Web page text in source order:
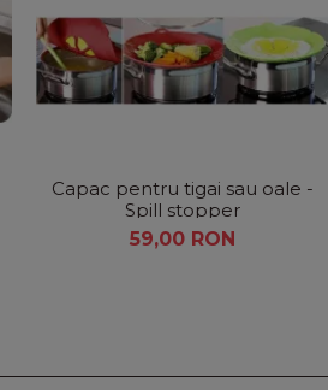
Capac pentru tigai sau oale -
Spill stopper
59,00 RON